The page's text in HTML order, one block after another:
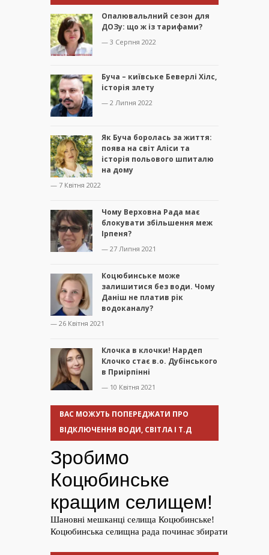
Опалювальлний сезон для
ДОЗу: що ж із тарифами?
— 3 Серпня 2022
Буча – київське Беверлі Хілс,
історія злету
— 2 Липня 2022
Як Буча боролась за життя:
поява на світ Аліси та
історія польового шпиталю
на дому
— 7 Квітня 2022
Чому Верховна Рада має
блокувати збільшення меж
Ірпеня?
— 27 Липня 2021
Коцюбинське може
залишитися без води. Чому
Даніш не платив рік
водоканалу?
— 26 Квітня 2021
Клочка в клочки! Нардеп
Клочко стає в.о. Дубінського
в Приірпінні
— 10 Квітня 2021
ВАС МОЖУТЬ ПОПЕРЕДЖАТИ ПРО
ВІДКЛЮЧЕННЯ ВОДИ, СВІТЛА І Т.Д